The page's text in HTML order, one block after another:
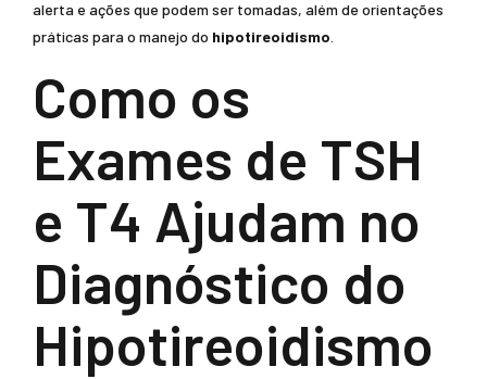
alerta e ações que podem ser tomadas, além de orientações
práticas para o manejo do hipotireoidismo
Como os
Exames de TSH
e T4 Ajudam no
Diagnóstico do
Hipotireoidismo